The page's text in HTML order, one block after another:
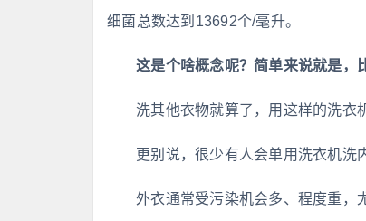
细菌总数达到13692个/毫升。
这是个啥概念呢？简单来说就是，
洗其他衣物就算了，用这样的洗衣
更别说，很少有人会单用洗衣机洗
外衣通常受污染机会多、程度重，